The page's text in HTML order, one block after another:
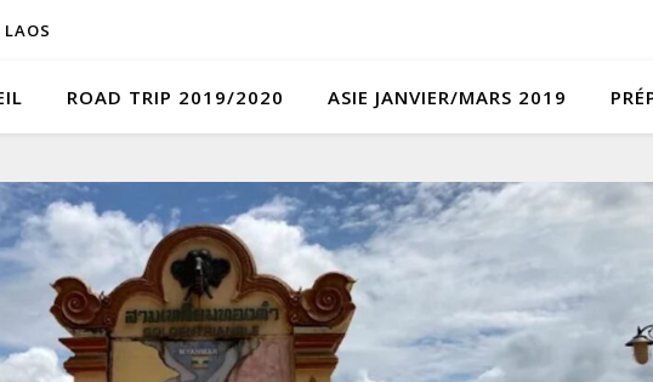
LAOS
ROAD TRIP 2019/2020 ASIE JANVIER/MARS 2019